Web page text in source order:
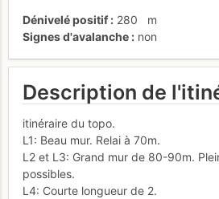
Dénivelé positif 280
m
Signes d'avalanche
non
Description de
itinéraire du topo.
L1: Beau mur. Relai à 70m.
L2 et L3: Grand mur de 80-90m.
possibles.
L4: Courte longueur de 2.